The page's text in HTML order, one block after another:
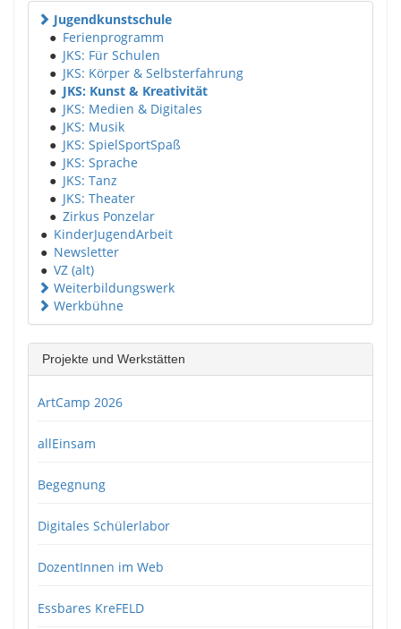
Jugendkunstschule
● Ferienprogramm
● JKS: Für Schulen
● JKS: Körper & Selbsterfahrung
● JKS: Kunst & Kreativität
● JKS: Medien & Digitales
● JKS: Musik
● JKS: SpielSportSpaß
● JKS: Sprache
● JKS: Tanz
● JKS: Theater
● Zirkus Ponzelar
● KinderJugendArbeit
● Newsletter
● VZ (alt)
Weiterbildungswerk
Werkbühne
Projekte und Werkstätten
ArtCamp 2026
allEinsam
Begegnung
Digitales Schülerlabor
DozentInnen im Web
Essbares KreFELD